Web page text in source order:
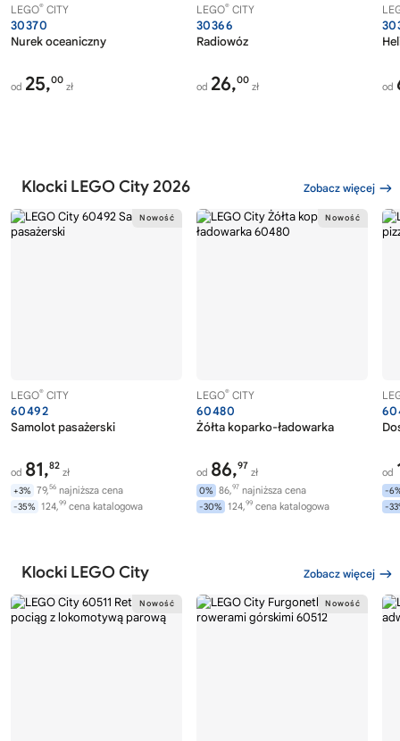
LEGO® CITY
30370
Nurek oceaniczny
od 25,00
zł
LEGO® CITY
30366
Radiowóz
od 26,00
zł od
Klocki LEGO City 2026 Zobacz więcej
LEGO® CITY
60492
Samolot pasażerski
od 81,82
zł
+3% 79,56 najniższa cena
-35% 124,99 cena katalogowa
LEGO® CITY
60480
Żółta koparko-ładowarka
od 86,97
zł
0% 86,97 najniższa cena
-30% 124,99 cena katalogowa
od
-
-
Klocki LEGO City Zobacz więcej